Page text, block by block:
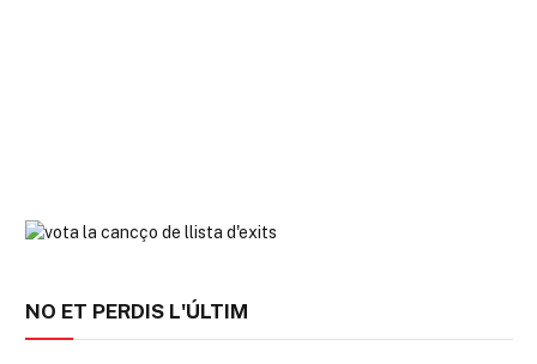
NO ET PERDIS L'ÚLTIM